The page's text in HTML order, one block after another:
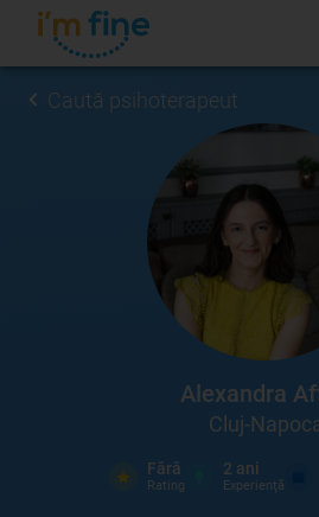
Caută psihoterapeut
Alexandra
Cluj-
Fără
Rating
2 ani
Experienţă